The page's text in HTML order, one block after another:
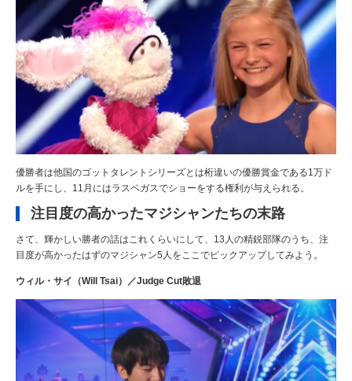
優勝者は他国のゴットタレントシリーズとは桁違いの優勝賞金である1万ド
ルを手にし、11月にはラスベガスでショーをする権利が与えられる。
注目度の高かったマジシャンたちの末路
さて、輝かしい勝者の話はこれくらいにして、13人の精鋭部隊のうち、注
目度が高かったはずのマジシャン5人をここでピックアップしてみよう。
ウィル・サイ（Will Tsai）／Judge Cut敗退